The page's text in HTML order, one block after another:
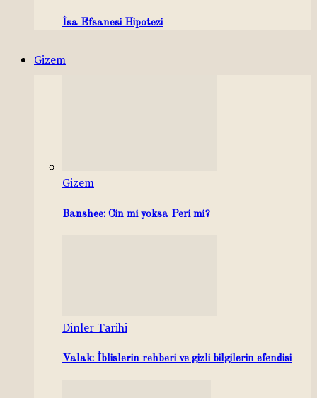
İsa Efsanesi Hipotezi
Gizem
Gizem
Banshee: Cin mi yoksa Peri mi?
Dinler Tarihi
Valak: İblislerin rehberi ve gizli bilgilerin efendisi